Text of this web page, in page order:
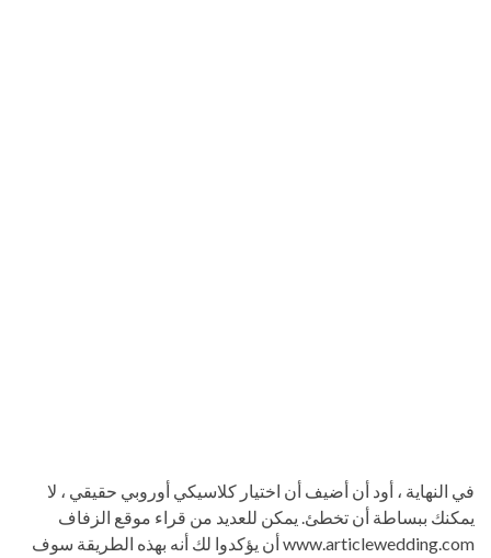
في النهاية ، أود أن أضيف أن اختيار كلاسيكي أوروبي حقيقي ، لا
يمكنك ببساطة أن تخطئ. يمكن للعديد من قراء موقع الزفاف
www.articlewedding.com أن يؤكدوا لك أنه بهذه الطريقة سوف